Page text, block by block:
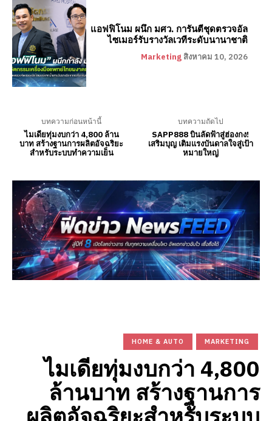
แอฟฟิโนม ผนึก มศว. การันตีชุดตรวจอัล
ไซเมอร์รับรางวัลเวทีระดับนานาชาติ
Marketing สิงหาคม 10, 2026
บทความก่อนหน้านี้
ไมเดียทุ่มงบกว่า 4,800 ล้าน
บาท สร้างฐานการผลิตอัจฉริยะ
สำหรับระบบทำความเย็น
บทความถัดไป
SAPP888 บินลัดฟ้าสู่ฮ่องกง!
เสริมบุญ เติมแรงบันดาลใจสู่เป้า
หมายใหญ่